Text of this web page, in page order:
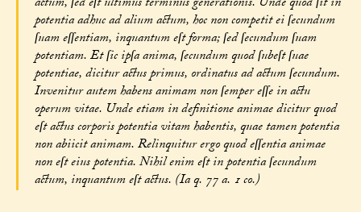
potentia adhuc ad alium actum, hoc non competit ei ſecundum
ſuam eſſentiam, inquantum eſt forma; ſed ſecundum ſuam
potentiam. Et ſic ipſa anima, ſecundum quod ſubeſt ſuae
potentiae, dicitur actus primus, ordinatus ad actum ſecundum.
Invenitur autem habens animam non ſemper eſſe in actu
operum vitae. Unde etiam in definitione animae dicitur quod
eſt actus corporis potentia vitam habentis, quae tamen potentia
non abiicit animam. Relinquitur ergo quod eſſentia animae
non eſt eius potentia. Nihil enim eſt in potentia ſecundum
actum, inquantum eſt actus. (Ia q. 77 a. 1 co.)